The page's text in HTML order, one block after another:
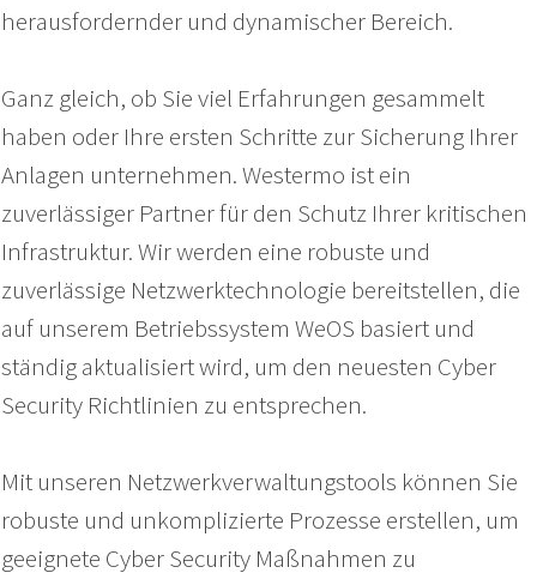
herausfordernder und dynamischer Bereich.
Ganz gleich, ob Sie viel Erfahrungen gesammelt
haben oder Ihre ersten Schritte zur Sicherung Ihrer
Anlagen unternehmen. Westermo ist ein
zuverlässiger Partner für den Schutz Ihrer kritischen
Infrastruktur. Wir werden eine robuste und
zuverlässige Netzwerktechnologie bereitstellen, die
auf unserem Betriebssystem WeOS basiert und
ständig aktualisiert wird, um den neuesten Cyber
Security Richtlinien zu entsprechen.
Mit unseren Netzwerkverwaltungstools können Sie
robuste und unkomplizierte Prozesse erstellen, um
geeignete Cyber Security Maßnahmen zu